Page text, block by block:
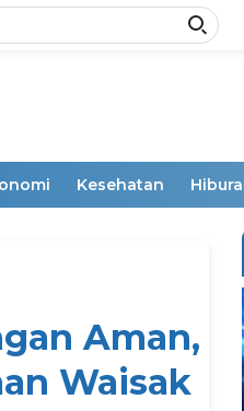
Kesehatan
Aman,
Waisak